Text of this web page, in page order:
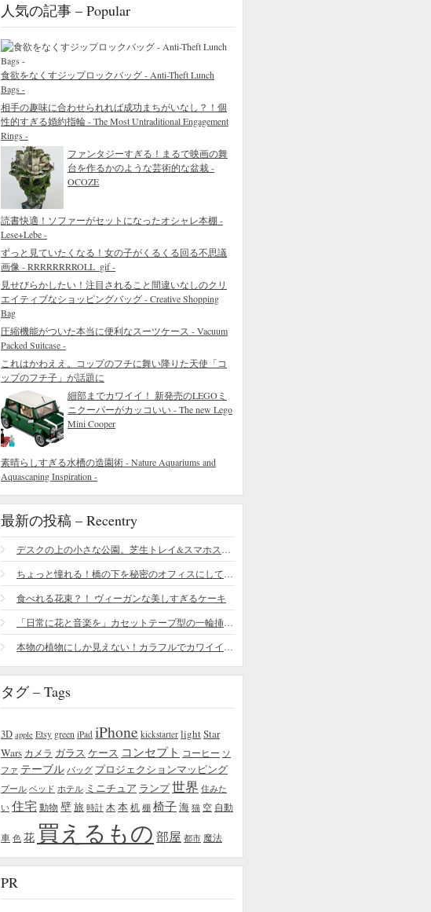
人気の記事 – Popular
食欲をなくすジップロックバッグ - Anti-Theft Lunch
Bags -
相手の趣味に合わせられれば成功まちがいなし？！個
性的すぎる婚約指輪 - The Most Untraditional Engagement
Rings -
ファンタジーすぎる！まるで映画の舞
台を作るかのような芸術的な盆栽 -
OCOZE
読書快適！ソファーがセットになったオシャレ本棚 -
Lese+Lebe -
ずっと見ていたくなる！女の子がくるくる回る不思議
画像 - RRRRRRRROLL_gif -
見せびらかしたい！注目されること間違いなしのクリ
エイティブなショッピングバッグ - Creative Shopping
Bag
圧縮機能がついた本当に便利なスーツケース - Vacuum
Packed Suitcase -
これはかわええ。コップのフチに舞い降りた天使「コ
ップのフチ子」が話題に
細部までカワイイ！ 新発売のLEGOミ
ニクーパーがカッコいい - The new Lego
Mini Cooper
素晴らしすぎる水槽の造園術 - Nature Aquariums and
Aquascaping Inspiration -
最新の投稿 – Recentry
食べれる花束？！ ヴィーガンな美しすぎるケーキ
タグ – Tags
3D apple Etsy green iPad iPhone kickstarter lightStar
Wars カメラ ガラス ケース コンセプト コーヒー ソ
ファ テーブル バッグ プロジェクションマッピング
プール ベッド ホテル ミニチュア ランプ世界 住みた
い 住宅 動物 壁旅 時計 木 本机 棚 椅子海 猫 空 自動
車 色 花 買えるもの 部屋 都市 魔法
PR